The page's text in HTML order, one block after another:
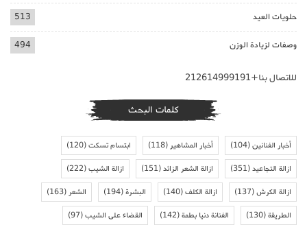
حلويات العيد 513
وصفات لزيادة الوزن 494
للاتصال بنا+212614999191
كلمات البحث
أخبار الفنانين(104) أخبار المشاهير(118) ابتسام تسكت(120)
ازالة التجاعيد(351) ازالة الشعر الزائد(151) ازالة الشيب(222)
ازالة الكرش(137) ازالة الكلف(140) البشرة(194) الشعر(163)
الطريقة(130) الفنانة دنيا بطمة(142) القضاء على الشيب(97)